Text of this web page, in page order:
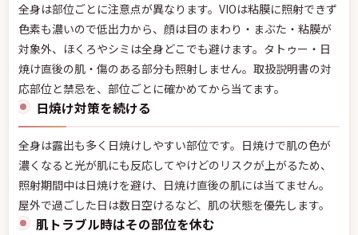
全身は部位ごとに注意点が異なります。VIOは粘膜に照射できず
色素も濃いので低出力から、顔は目のまわり・まぶた・粘膜が
対象外、ほくろやシミは全身どこでも避けます。タトゥー・日
焼け直後の肌・傷のある部分も照射しません。取扱説明書の対
応部位と禁忌を、部位ごとに確かめてから当てます。
日焼け対策を続ける
全身は露出も多く日焼けしやすい部位です。日焼けで肌の色が
濃くなると光が肌にも反応してやけどのリスクが上がるため、
照射期間中は日焼けを避け、日焼け直後の肌には当てません。
屋外で過ごした日は数日空けるなど、肌の状態を優先します。
肌トラブル時はその部位を休む